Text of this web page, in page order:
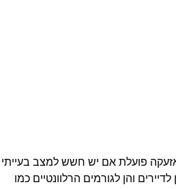
פועלת אם יש חשש למצב בעייתי
והן לגורמים הרלוונטיים כמו